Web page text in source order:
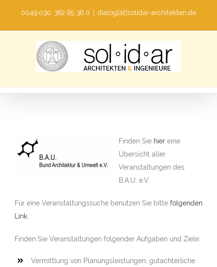
content
0049.030. 362 85 36 0 dialog[at]solidar-architekten.de
Finden Sie hier eine
Übersicht aller
Veranstaltungen des
B.A.U. e.V.
Für eine Veranstaltungssuche benutzen Sie bitte folgenden
Link.
Finden Sie Veranstaltungen folgender Aufgaben und Ziele:
Vermittlung von Planungsleistungen, gutachterliche